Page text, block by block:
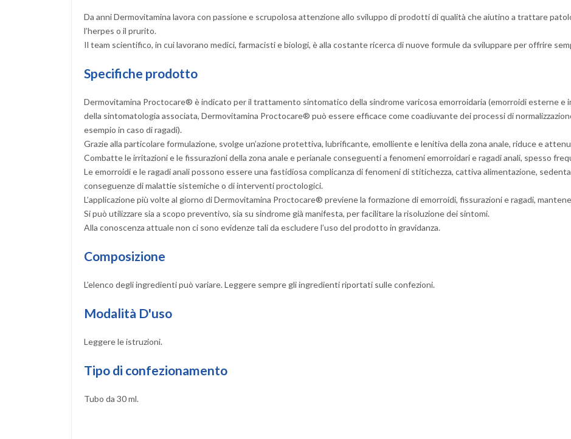
Da anni Dermovitamina lavora con passione e scrupolosa attenzione allo sviluppo di prodotti di qualità che aiutino a trattare
l’herpes o il prurito.
Il team scientifico, in cui lavorano medici, farmacisti e biologi, è alla costante ricerca di nuove formule da sviluppare per offrire
Specifiche prodotto
Dermovitamina Proctocare® è indicato per il trattamento sintomatico della sindrome varicosa emorroidaria (emorroidi esterne e
della sintomatologia associata, Dermovitamina Proctocare® può essere efficace come coadiuvante dei processi di
esempio in caso di ragadi).
Grazie alla particolare formulazione, svolge un’azione protettiva, lubrificante, emolliente e lenitiva della zona anale, riduce e
Combatte le irritazioni e le fissurazioni della zona anale e perianale conseguenti a fenomeni emorroidari e ragadi anali, spesso
Le emorroidi e le ragadi anali possono essere una fastidiosa complicanza di fenomeni di stitichezza, cattiva alimentazione,
conseguenze di malattie sistemiche o di interventi proctologici.
L’applicazione più volte al giorno di Dermovitamina Proctocare® previene la formazione di emorroidi, fissurazioni e ragadi,
Si può utilizzare sia a scopo preventivo, sia su sindrome già manifesta, per facilitare la risoluzione dei sintomi.
Alla conoscenza attuale non ci sono evidenze tali da escludere l’uso del prodotto in gravidanza.
Composizione
L’elenco degli ingredienti può variare. Leggere sempre gli ingredienti riportati sulle confezioni.
Modalità D'uso
Leggere le istruzioni.
Tipo di confezionamento
Tubo da 30 ml.